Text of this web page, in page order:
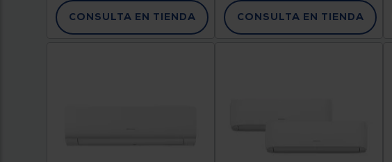
CONSULTA EN TIENDA CONSULTA EN TIENDA